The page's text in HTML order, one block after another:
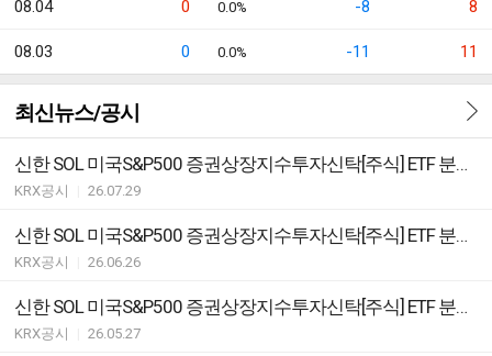
08.04 0 0.0% -8 8
08.03 0 0.0% -11 11
최신뉴스/공시
신한 SOL 미국S&P500 증권상장지수투자신탁[주식] ETF 분배락 기준가격 안내
KRX공시 26.07.29
신한 SOL 미국S&P500 증권상장지수투자신탁[주식] ETF 분배락 기준가격 안내
KRX공시 26.06.26
신한 SOL 미국S&P500 증권상장지수투자신탁[주식] ETF 분배락 기준가격 안내
KRX공시 26.05.27